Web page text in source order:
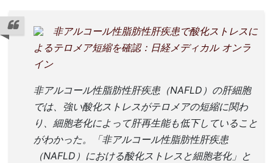
非アルコール性脂肪性肝疾患で酸化ストレスに
よるテロメア短縮を確認：日経メディカル オンラ
イン
非アルコール性脂肪性肝疾患（NAFLD）の肝細胞
では、強い酸化ストレスがテロメアの短縮に関わ
り、細胞老化によって肝再生能も低下していること
がわかった。「非アルコール性脂肪性肝疾患
（NAFLD）における酸化ストレスと細胞老化」と